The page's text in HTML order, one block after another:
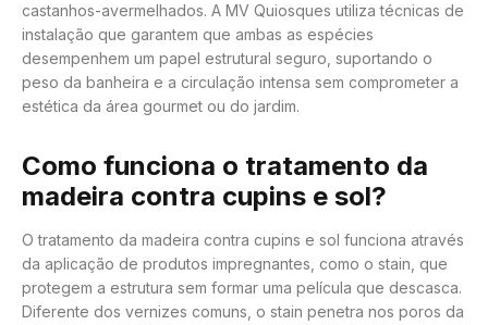
castanhos-avermelhados. A MV Quiosques utiliza técnicas de
instalação que garantem que ambas as espécies
desempenhem um papel estrutural seguro, suportando o
peso da banheira e a circulação intensa sem comprometer a
estética da área gourmet ou do jardim.
Como funciona o tratamento da
madeira contra cupins e sol?
O tratamento da madeira contra cupins e sol funciona através
da aplicação de produtos impregnantes, como o stain, que
protegem a estrutura sem formar uma película que descasca.
Diferente dos vernizes comuns, o stain penetra nos poros da